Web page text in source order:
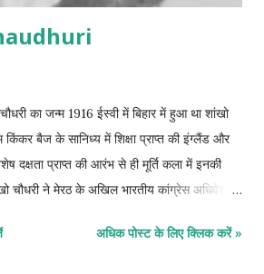
का जन्म 1916 ईस्वी में बिहार में हुआ था शांखो
किंकर बैज के सानिध्य में शिक्षा प्राप्त की इंग्लैंड और
दक्षता प्राप्त की आरंभ से ही मूर्ति कला में इनकी
चौधरी ने मेरठ के अखिल भारतीय कांग्रेस अधिवेशन
ललित अकादमी नई दिल्ली के कार्यकारी अध्यक्ष भी
अधिक पोस्ट के लिए क्लिक करें »